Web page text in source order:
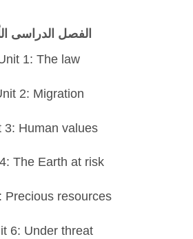
الفصل الدراسى
1: The law
2: Migration
3: Human values
The Earth at risk
Precious resources
6: Under threat